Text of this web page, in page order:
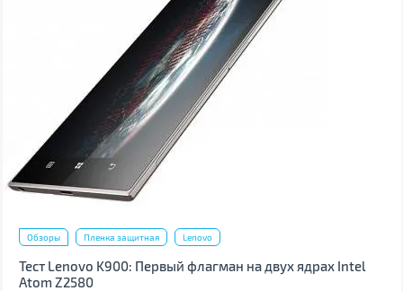
Обзоры Пленка защитная Lenovo
Тест Lenovo K900: Первый флагман на двух ядрах Intel
Atom Z2580